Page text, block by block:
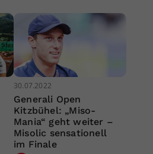
30.07.2022
Generali Open
Kitzbühel: „Miso-
Mania“ geht weiter –
Misolic sensationell
im Finale